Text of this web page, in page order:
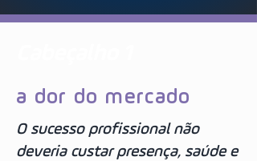
a dor do mercado
O sucesso profissional não
deveria custar presença, saúde e